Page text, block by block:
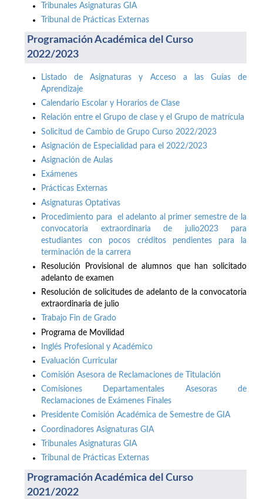
Tribunales Asignaturas GIA
Tribunal de Prácticas Externas
Programación Académica del Curso
2022/2023
Listado de Asignaturas y Acceso a las Guías de
Aprendizaje
Calendario Escolar y Horarios de Clase
Relación entre el Grupo de clase y el Grupo de matrícula
Solicitud de Cambio de Grupo Curso 2022/2023
Asignación de Especialidad para el 2022/2023
Asignación de Aulas
Exámenes
Prácticas Externas
Asignaturas Optativas
Procedimiento para el adelanto al primer semestre de la
convocatoria extraordinaria de julio2023 para
estudiantes con pocos créditos pendientes para la
terminación de la carrera
Resolución Provisional de alumnos que han solicitado
adelanto de examen
Resolución de solicitudes de adelanto de la convocatoria
extraordinaria de julio
Trabajo Fin de Grado
Programa de Movilidad
Inglés Profesional y Académico
Evaluación Curricular
Comisión Asesora de Reclamaciones de Titulación
Comisiones Departamentales Asesoras de
Reclamaciones de Exámenes Finales
Presidente Comisión Académica de Semestre de GIA
Coordinadores Asignaturas GIA
Tribunales Asignaturas GIA
Tribunal de Prácticas Externas
Programación Académica del Curso
2021/2022